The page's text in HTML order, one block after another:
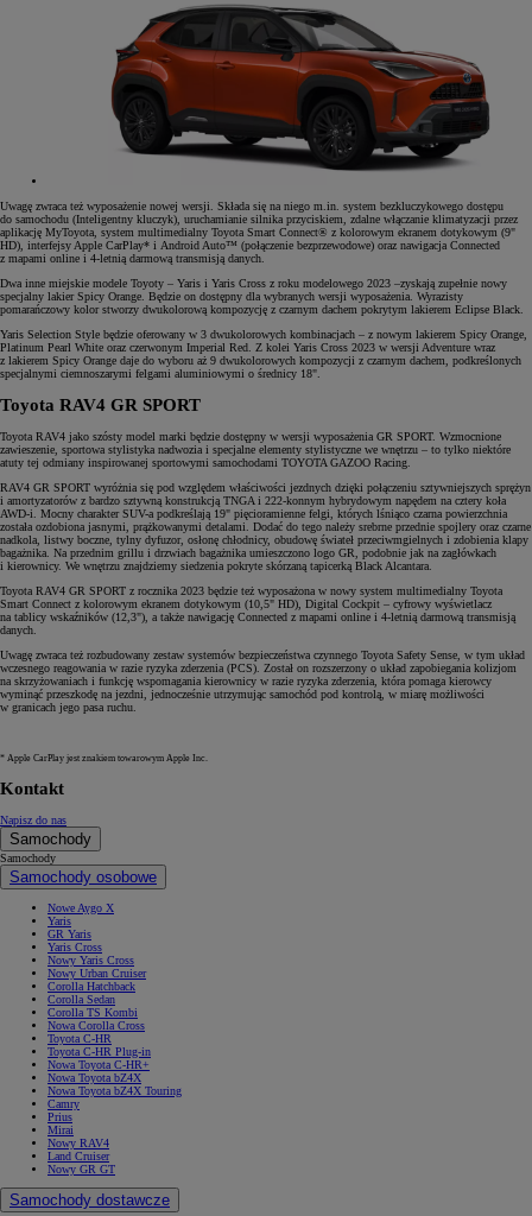
Uwagę zwraca też wyposażenie nowej wersji. Składa się na niego m.in. system bezkluczykowego dostępu
do samochodu (Inteligentny kluczyk), uruchamianie silnika przyciskiem, zdalne włączanie klimatyzacji przez
aplikację MyToyota, system multimedialny Toyota Smart Connect® z kolorowym ekranem dotykowym (9"
HD), interfejsy Apple CarPlay* i Android Auto™ (połączenie bezprzewodowe) oraz nawigacja Connected
z mapami online i 4-letnią darmową transmisją danych.
Dwa inne miejskie modele Toyoty – Yaris i Yaris Cross z roku modelowego 2023 –zyskają zupełnie nowy
specjalny lakier Spicy Orange. Będzie on dostępny dla wybranych wersji wyposażenia. Wyrazisty
pomarańczowy kolor stworzy dwukolorową kompozycję z czarnym dachem pokrytym lakierem Eclipse Black.
Yaris Selection Style będzie oferowany w 3 dwukolorowych kombinacjach – z nowym lakierem Spicy Orange,
Platinum Pearl White oraz czerwonym Imperial Red. Z kolei Yaris Cross 2023 w wersji Adventure wraz
z lakierem Spicy Orange daje do wyboru aż 9 dwukolorowych kompozycji z czarnym dachem, podkreślonych
specjalnymi ciemnoszarymi felgami aluminiowymi o średnicy 18".
Toyota RAV4 GR SPORT
Toyota RAV4 jako szósty model marki będzie dostępny w wersji wyposażenia GR SPORT. Wzmocnione
zawieszenie, sportowa stylistyka nadwozia i specjalne elementy stylistyczne we wnętrzu – to tylko niektóre
atuty tej odmiany inspirowanej sportowymi samochodami TOYOTA GAZOO Racing.
RAV4 GR SPORT wyróżnia się pod względem właściwości jezdnych dzięki połączeniu sztywniejszych sprężyn
i amortyzatorów z bardzo sztywną konstrukcją TNGA i 222-konnym hybrydowym napędem na cztery koła
AWD-i. Mocny charakter SUV-a podkreślają 19" pięcioramienne felgi, których lśniąco czarna powierzchnia
została ozdobiona jasnymi, prążkowanymi detalami. Dodać do tego należy srebrne przednie spojlery oraz czarne
nadkola, listwy boczne, tylny dyfuzor, osłonę chłodnicy, obudowę świateł przeciwmgielnych i zdobienia klapy
bagażnika. Na przednim grillu i drzwiach bagażnika umieszczono logo GR, podobnie jak na zagłówkach
i kierownicy. We wnętrzu znajdziemy siedzenia pokryte skórzaną tapicerką Black Alcantara.
Toyota RAV4 GR SPORT z rocznika 2023 będzie też wyposażona w nowy system multimedialny Toyota
Smart Connect z kolorowym ekranem dotykowym (10,5" HD), Digital Cockpit – cyfrowy wyświetlacz
na tablicy wskaźników (12,3"), a także nawigację Connected z mapami online i 4-letnią darmową transmisją
danych.
Uwagę zwraca też rozbudowany zestaw systemów bezpieczeństwa czynnego Toyota Safety Sense, w tym układ
wczesnego reagowania w razie ryzyka zderzenia (PCS). Został on rozszerzony o układ zapobiegania kolizjom
na skrzyżowaniach i funkcję wspomagania kierownicy w razie ryzyka zderzenia, która pomaga kierowcy
wyminąć przeszkodę na jezdni, jednocześnie utrzymując samochód pod kontrolą, w miarę możliwości
w granicach jego pasa ruchu.
* Apple CarPlay jest znakiem towarowym Apple Inc.
Kontakt
Napisz do nas
Samochody
Samochody
Samochody osobowe
Nowe Aygo X
Yaris
GR Yaris
Yaris Cross
Nowy Yaris Cross
Nowy Urban Cruiser
Corolla Hatchback
Corolla Sedan
Corolla TS Kombi
Nowa Corolla Cross
Toyota C-HR
Toyota C-HR Plug-in
Nowa Toyota C-HR+
Nowa Toyota bZ4X
Nowa Toyota bZ4X Touring
Camry
Prius
Mirai
Nowy RAV4
Land Cruiser
Nowy GR GT
Samochody dostawcze